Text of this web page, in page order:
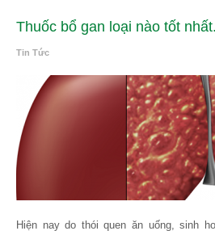
Thuốc bổ gan loại nào tốt nhất.
Tin Tức
Hiện nay do thói quen ăn uống, sinh